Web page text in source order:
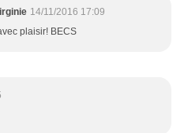
14/11/2016 17:09
plaisir! BECS